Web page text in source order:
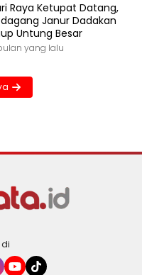
Raya Ketupat Datang,
Janur Dadakan
Untung Besar
yang lalu